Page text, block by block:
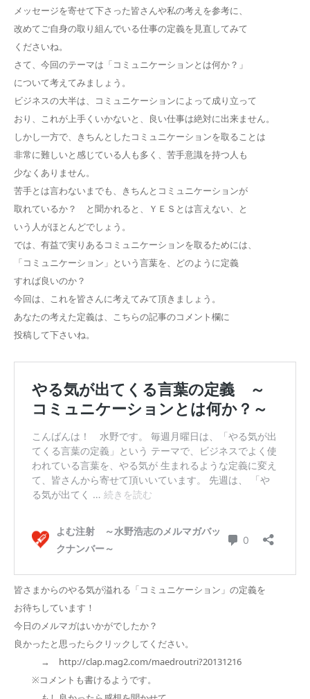
メッセージを寄せて下さった皆さんや私の考えを参考に、
改めてご自身の取り組んでいる仕事の定義を見直してみて
くださいね。
さて、今回のテーマは「コミュニケーションとは何か？」
について考えてみましょう。
ビジネスの大半は、コミュニケーションによって成り立って
おり、これが上手くいかないと、良い仕事は絶対に出来ません。
しかし一方で、きちんとしたコミュニケーションを取ることは
非常に難しいと感じている人も多く、苦手意識を持つ人も
少なくありません。
苦手とは言わないまでも、きちんとコミュニケーションが
取れているか？ と聞かれると、ＹＥＳとは言えない、と
いう人がほとんどでしょう。
では、有益で実りあるコミュニケーションを取るためには、
「コミュニケーション」という言葉を、どのように定義
すれば良いのか？
今回は、これを皆さんに考えてみて頂きましょう。
あなたの考えた定義は、こちらの記事のコメント欄に
投稿して下さいね。
皆さまからのやる気が溢れる「コミュニケーション」の定義を
お待ちしています！
今日のメルマガはいかがでしたか？
良かったと思ったらクリックしてください。
→ http://clap.mag2.com/maedroutri?20131216
※コメントも書けるようです。